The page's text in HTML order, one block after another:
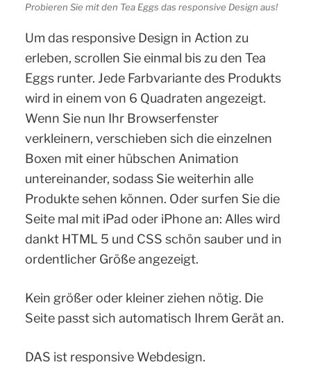
Probieren Sie mit den Tea Eggs das responsive Design aus!
Um das responsive Design in Action zu
erleben, scrollen Sie einmal bis zu den Tea
Eggs runter. Jede Farbvariante des Produkts
wird in einem von 6 Quadraten angezeigt.
Wenn Sie nun Ihr Browserfenster
verkleinern, verschieben sich die einzelnen
Boxen mit einer hübschen Animation
untereinander, sodass Sie weiterhin alle
Produkte sehen können. Oder surfen Sie die
Seite mal mit iPad oder iPhone an: Alles wird
dankt HTML 5 und CSS schön sauber und in
ordentlicher Größe angezeigt.
Kein größer oder kleiner ziehen nötig. Die
Seite passt sich automatisch Ihrem Gerät an.
DAS ist responsive Webdesign.